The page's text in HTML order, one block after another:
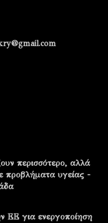
περισσότερο, αλλά
προβλήματα υγείας -
ΕΕ για ενεργοποίηση